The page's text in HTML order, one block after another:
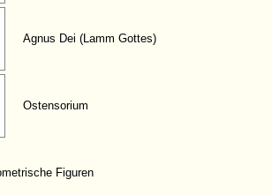
Agnus Dei (Lamm Gottes)
Ostensorium
Figuren